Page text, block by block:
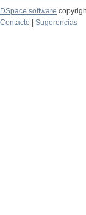
DSpace software
Contacto
Sugerencias